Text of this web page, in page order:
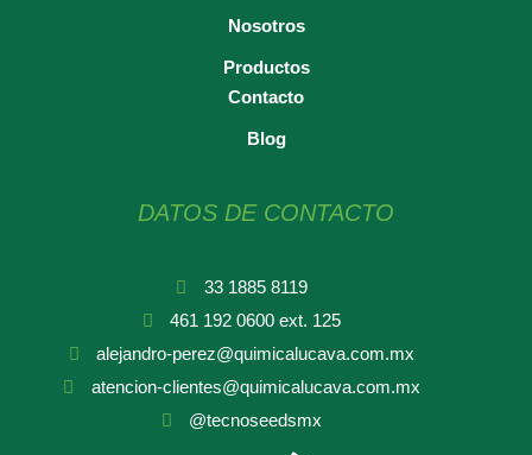
Nosotros
Productos
Contacto
Blog
DATOS DE CONTACTO
33 1885 8119
461 192 0600 ext. 125
alejandro-perez@quimicalucava.com.mx
atencion-clientes@quimicalucava.com.mx
@tecnoseedsmx